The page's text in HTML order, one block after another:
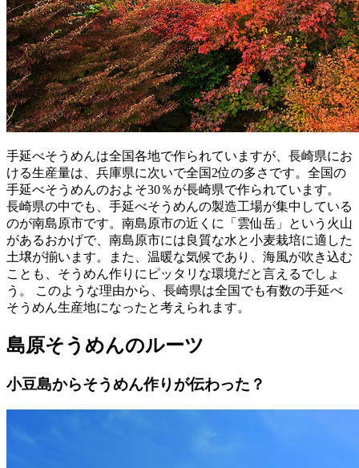
手延べそうめんは全国各地で作られていますが、長崎県にお
ける生産量は、兵庫県に次いで全国2位の多さです。全国の
手延べそうめんのおよそ30％が長崎県で作られています。
長崎県の中でも、手延べそうめんの製造工場が集中している
のが南島原市です。南島原市の近くに「雲仙岳」という火山
があるおかげで、南島原市には良質な水と小麦栽培に適した
土壌が揃います。また、温暖な気候であり、海風が吹き込む
ことも、そうめん作りにピッタリな環境だと言えるでしょ
う。 このような理由から、長崎県は全国でも有数の手延べ
そうめん生産地になったと考えられます。
島原そうめんのルーツ
小豆島からそうめん作りが伝わった？